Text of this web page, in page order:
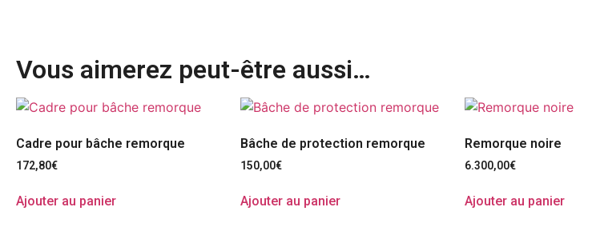
Vous aimerez peut-être aussi…
Cadre pour bâche remorque
172,80€
Ajouter au panier
Bâche de protection remorque
150,00€
Ajouter au panier
Remorque noire
6.300,00€
Ajouter au panier